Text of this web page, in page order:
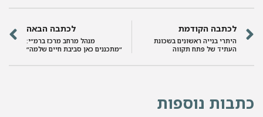
לכתבה הקודמת
היתרי בנייה ראשונים בשכונת
העתיד של פתח תקווה
לכתבה הבאה
מנהל מרחב מרכז ברמ״י:
״מתכננים כאן סביבת חיים שלמה״
כתבות נוספות